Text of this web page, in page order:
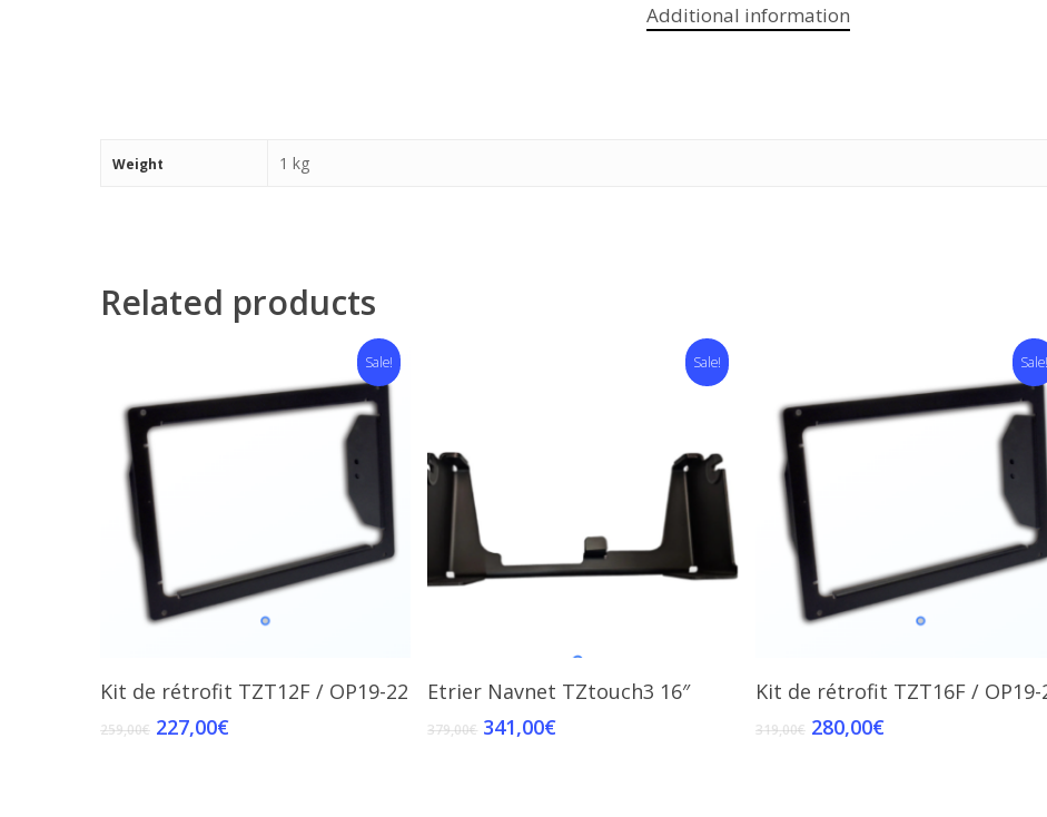
Additional information
Weight 1 kg
Related products
Sale!
Add To Cart
Kit de rétrofit TZT12F / OP19-22
259,00€ 227,00€
Sale!
Add To Cart
Etrier Navnet TZtouch3 16″
379,00€ 341,00€
Sale!
Add To Cart
Kit de rétrofit TZT16F / OP19-
319,00€ 280,00€